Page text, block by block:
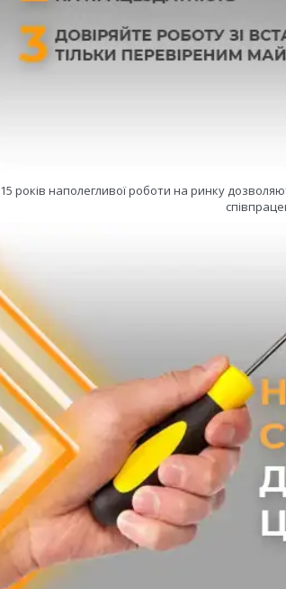
15 років наполегливої роботи на ринку